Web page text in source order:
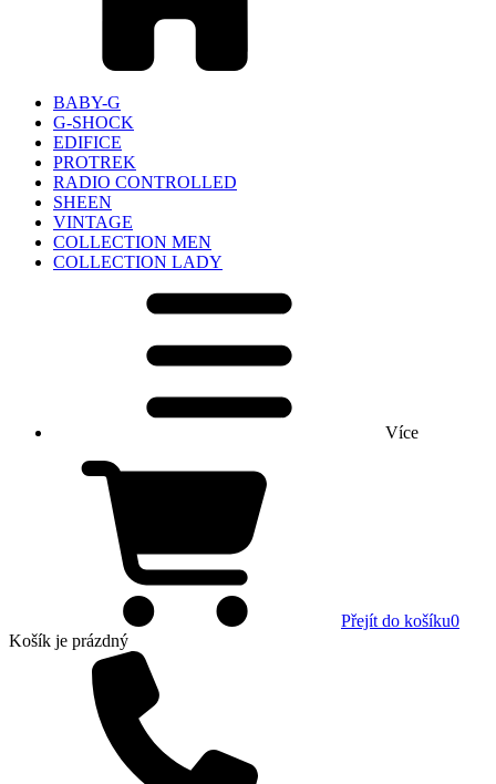
BABY-G
G-SHOCK
EDIFICE
PROTREK
RADIO CONTROLLED
SHEEN
VINTAGE
COLLECTION MEN
COLLECTION LADY
Více
Přejít do košíku0
Košík je prázdný